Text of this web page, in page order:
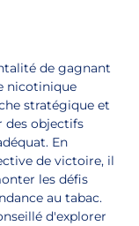
de gagnant
nicotinique
stratégique et
des objectifs
En
de victoire, il
les défis
au tabac.
d'explorer